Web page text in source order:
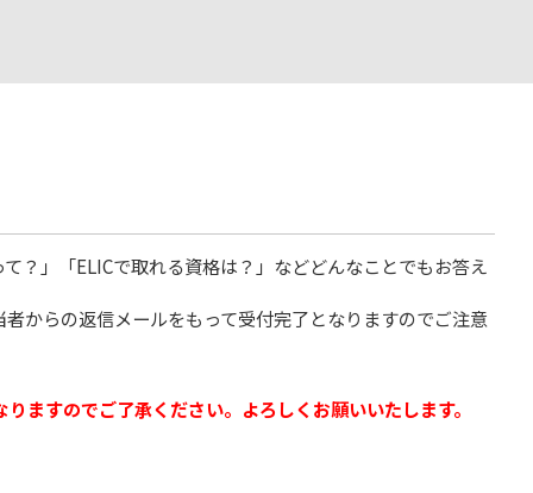
？」「ELICで取れる資格は？」などどんなことでもお答え
からの返信メールをもって受付完了となりますのでご注意
ますのでご了承ください。よろしくお願いいたします。